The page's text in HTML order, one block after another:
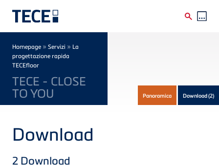
Breadcrumb
Homepage » Servizi » La
progettazione rapida
TECEfloor
TECE - CLOSE
TO YOU Panoramica Download(2)
Download
2 Download